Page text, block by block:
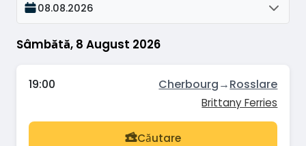
Sâmbătă, 8 August 2026
08.08.2026
19:00 Cherbourg→Rosslare
Brittany Ferries
Căutare